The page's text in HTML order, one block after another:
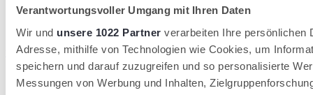
Verantwortungsvoller Umgang mit Ihren Daten
Wir und unsere 1022 Partner verarbeiten Ihre persönlichen
Adresse, mithilfe von Technologien wie Cookies, um
speichern und darauf zuzugreifen und so personalisierte
Messungen von Werbung und Inhalten,
wird in einer neuen Registerkarte geöffnet